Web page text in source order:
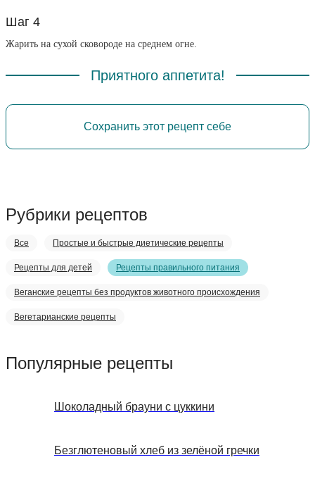
Шаг 4
Жарить на сухой сковороде на среднем огне.
Приятного аппетита!
Сохранить этот рецепт себе
Рубрики рецептов
Все Простые и быстрые диетические рецепты
Рецепты для детей Рецепты правильного питания
Веганские рецепты без продуктов животного происхождения
Вегетарианские рецепты
Популярные рецепты
Шоколадный брауни с цуккини
Безглютеновый хлеб из зелёной гречки